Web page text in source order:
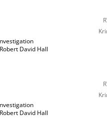
Robert David Hall
Robert David Hall